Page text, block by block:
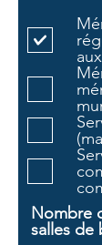
Nombre
salles de